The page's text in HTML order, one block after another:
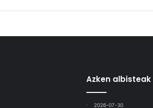
Azken albisteak
2026-07-30